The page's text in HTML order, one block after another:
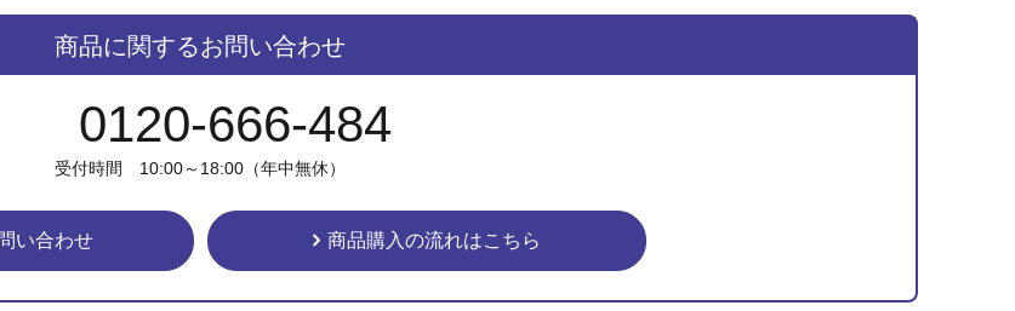
商品に関するお問い合わせ
0120-666-484
受付時間 10:00～18:00（年中無休）
い合わせ 商品購入の流れはこちら